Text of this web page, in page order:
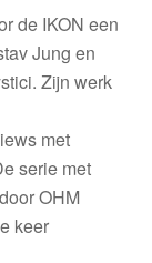
de IKON een
Jung en
Zijn werk
met
serie met
OHM
keer